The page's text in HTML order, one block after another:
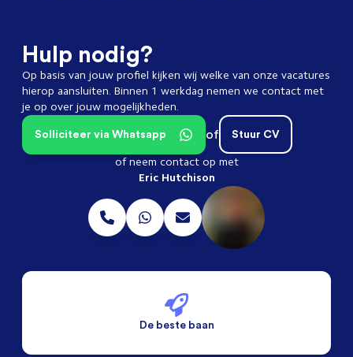
Hulp nodig?
Op basis van jouw profiel kijken wij welke van onze vacatures
hierop aansluiten. Binnen 1 werkdag nemen we contact met
je op over jouw mogelijkheden.
Stuur CV
of
Solliciteer via Whatsapp
of neem contact op met
Eric Hutchison
De beste baan